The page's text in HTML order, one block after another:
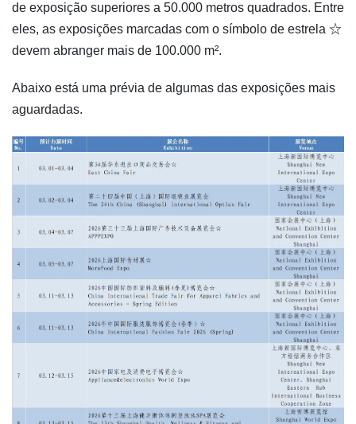
de exposição superiores a 50.000 metros quadrados. Entre
eles, as exposições marcadas com o símbolo de estrela ☆
devem abranger mais de 100.000 m².
Abaixo está uma prévia de algumas das exposições mais
aguardadas.